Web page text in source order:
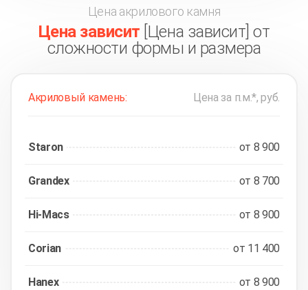
Цена акрилового камня
Цена зависит [Цена зависит] от
сложности формы и размера
Акриловый камень: Цена за п.м.*, руб.
Staron от 8 900
Grandex от 8 700
Hi-Macs от 8 900
Corian от 11 400
Hanex от 8 900